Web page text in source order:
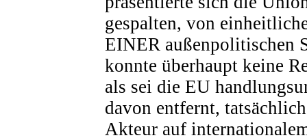
gespalten, von
EINER außenpolitischen
konnte überhaupt keine
als sei die EU
davon entfernt,
Akteur auf